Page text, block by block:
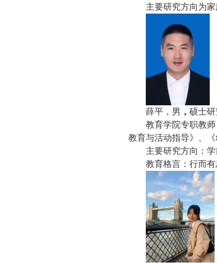
主要研究方向为
薛平，男 ， 硕士
教育学院专职教
教育与活动指导》、
主要研究方向：
教育格言：行而